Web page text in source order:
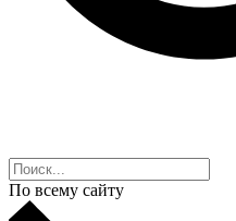
По всему сайту